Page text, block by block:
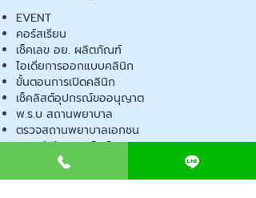
EVENT
คอร์สเรียน
เช็คเลข อย. ผลิตภัณฑ์
ไอเดียการออกแบบคลินิก
ขั้นตอนการเปิดคลินิก
เช็คลิสต์อุปกรณ์ขออนุญาต
พ.ร.บ สถานพยาบาล
ตรวจสถานพยาบาลเอกชน
เปิดหน้าร้านออนไลน์
Contact us